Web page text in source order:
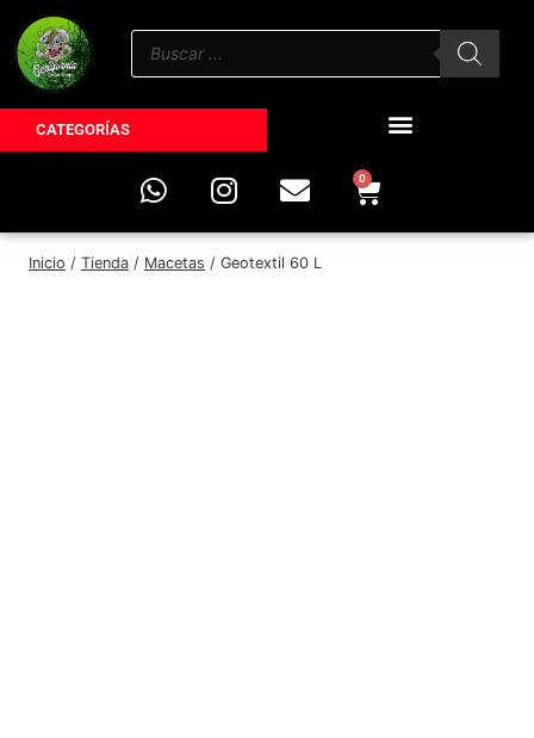
CATEGORÍAS
0
Inicio / Tienda / Macetas / Geotextil 60 L